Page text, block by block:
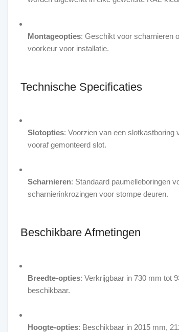
Montageopties: Geschikt voor scharnieren
voorkeur voor installatie.
Technische Specificaties
Slotopties: Voorzien van een slotkastboring
vooraf gemonteerd slot.
Scharnieren: Standaard paumelleboringen
scharnierinkrozingen voor stompe deuren.
Beschikbare Afmetingen
Breedte-opties: Verkrijgbaar in 730 mm tot
beschikbaar.
Hoogte-opties: Beschikbaar in 2015 mm,